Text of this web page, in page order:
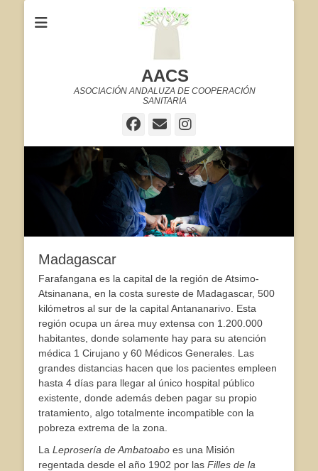
AACS
ASOCIACIÓN ANDALUZA DE COOPERACIÓN
SANITARIA
Facebook
Correo
Instagram
Madagascar
Farafangana es la capital de la región de Atsimo-
Atsinanana, en la costa sureste de Madagascar, 500
kilómetros al sur de la capital Antananarivo. Esta
región ocupa un área muy extensa con 1.200.000
habitantes, donde solamente hay para su atención
médica 1 Cirujano y 60 Médicos Generales. Las
grandes distancias hacen que los pacientes empleen
hasta 4 días para llegar al único hospital público
existente, donde además deben pagar su propio
tratamiento, algo totalmente incompatible con la
pobreza extrema de la zona.
La Leprosería de Ambatoabo es una Misión
regentada desde el año 1902 por las Filles de la